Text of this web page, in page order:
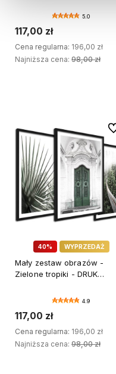
5.0
117,00 zł
Cena regularna: 196,00 zł
Najniższa cena: 98,00 zł
40% WYPRZEDAŻ
Mały zestaw obrazów -
Zielone tropiki - DRUK
4.9
117,00 zł
Cena regularna: 196,00 zł
Najniższa cena: 98,00 zł